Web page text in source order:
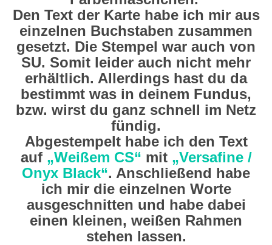
Den Text der Karte habe ich mir aus
einzelnen Buchstaben zusammen
gesetzt. Die Stempel war auch von
SU. Somit leider auch nicht mehr
erhältlich. Allerdings hast du da
bestimmt was in deinem Fundus,
bzw. wirst du ganz schnell im Netz
fündig.
Abgestempelt habe ich den Text
auf „Weißem CS“ mit „Versafine /
Onyx Black“. Anschließend habe
ich mir die einzelnen Worte
ausgeschnitten und habe dabei
einen kleinen, weißen Rahmen
stehen lassen.